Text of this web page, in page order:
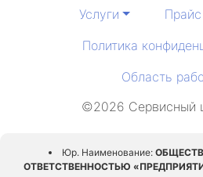
Услуги Прайс
Политика
Область
©2026 Сервисный
Юр. Наименование:
ОТВЕТСТВЕННОСТЬЮ